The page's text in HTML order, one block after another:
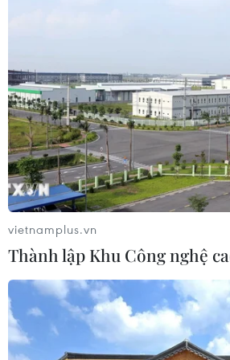
lương thực nghiêm trọng do
hụt viện trợ
05/08/2026 06:41
Tổng thống Hàn Quốc nhấn
duy trì hòa bình trên bán đảo
Tiên
05/08/2026 05:58
Nhật Bản thúc đẩy phát triển lò
ứng modul cỡ nhỏ
05/08/2026 04:59
vietnamplus.vn
Thành lập Khu Công nghệ